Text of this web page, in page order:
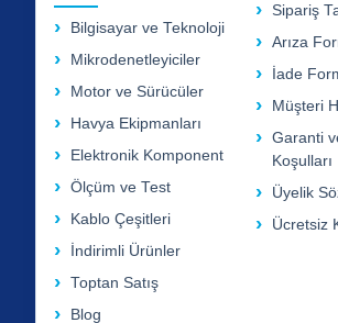
Bilgisayar ve Teknoloji
Mikrodenetleyiciler
Motor ve Sürücüler
Havya Ekipmanları
Elektronik Komponent
Ölçüm ve Test
Kablo Çeşitleri
İndirimli Ürünler
Toptan Satış
Blog
Sipariş
Arıza
İade
Müşteri
Garanti
Koşulları
Üyelik
Ücretsiz